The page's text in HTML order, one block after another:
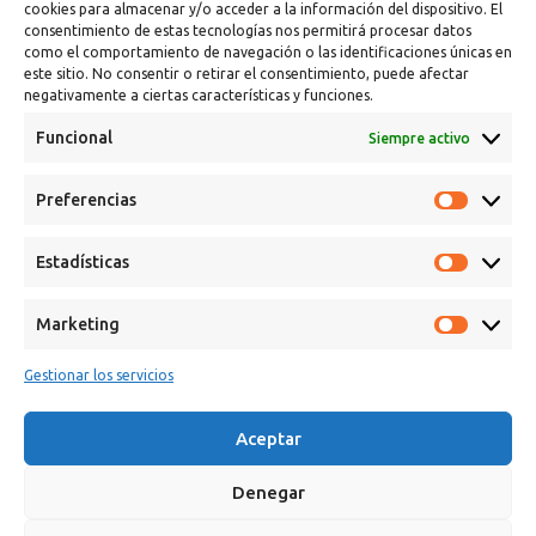
cookies para almacenar y/o acceder a la información del dispositivo. El
consentimiento de estas tecnologías nos permitirá procesar datos
como el comportamiento de navegación o las identificaciones únicas en
este sitio. No consentir o retirar el consentimiento, puede afectar
negativamente a ciertas características y funciones.
Funcional Siempre activo
Preferencias
Estadísticas
Marketing
Gestionar los servicios
Aceptar
Denegar